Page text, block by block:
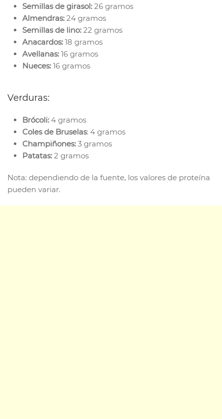
Semillas de girasol: 26 gramos
Almendras: 24 gramos
Semillas de lino: 22 gramos
Anacardos: 18 gramos
Avellanas: 16 gramos
Nueces: 16 gramos
Verduras:
Brócoli: 4 gramos
Coles de Bruselas: 4 gramos
Champiñones: 3 gramos
Patatas: 2 gramos
Nota: dependiendo de la fuente, los valores de proteína
pueden variar.